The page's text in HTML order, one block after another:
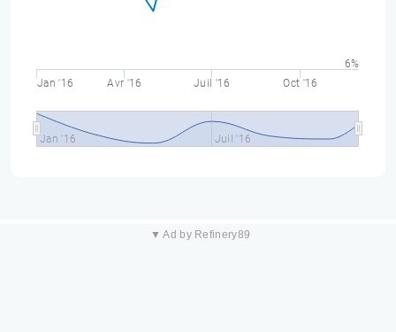
Jan '16 Avr '16 Juil '16 Oct '16
Jan '16 Juil '16
6%
▼ Ad by Refinery89